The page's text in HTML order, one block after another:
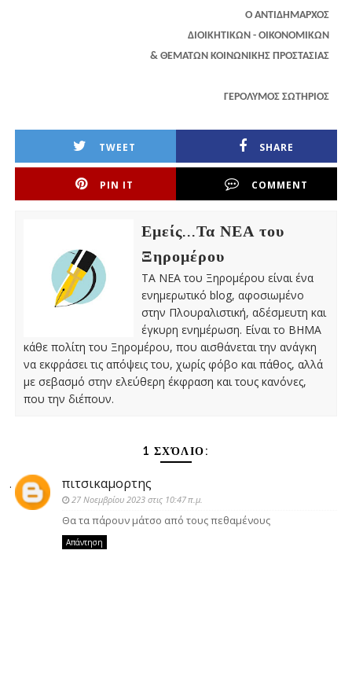
Ο ΑΝΤΙΔΗΜΑΡΧΟΣ
ΔΙΟΙΚΗΤΙΚΩΝ - ΟΙΚΟΝΟΜΙΚΩΝ
& ΘΕΜΑΤΩΝ ΚΟΙΝΩΝΙΚΗΣ ΠΡΟΣΤΑΣΙΑΣ
ΓΕΡΟΛΥΜΟΣ ΣΩΤΗΡΙΟΣ
TWEET SHARE
PIN IT COMMENT
Εμείς...Τα ΝΕΑ του
Ξηρομέρου
ΤΑ ΝΕΑ του Ξηρομέρου είναι ένα
ενημερωτικό blog, αφοσιωμένο
στην Πλουραλιστική, αδέσμευτη και
έγκυρη ενημέρωση. Είναι το ΒΗΜΑ
κάθε πολίτη του Ξηρομέρου, που αισθάνεται την ανάγκη
να εκφράσει τις απόψεις του, χωρίς φόβο και πάθος, αλλά
με σεβασμό στην ελεύθερη έκφραση και τους κανόνες,
που την διέπουν.
1 ΣΧΌΛΙΟ:
πιτσικαμορτης
27 Νοεμβρίου 2023 στις 10:47 π.μ.
Θα τα πάρουν μάτσο από τους πεθαμένους
Απάντηση